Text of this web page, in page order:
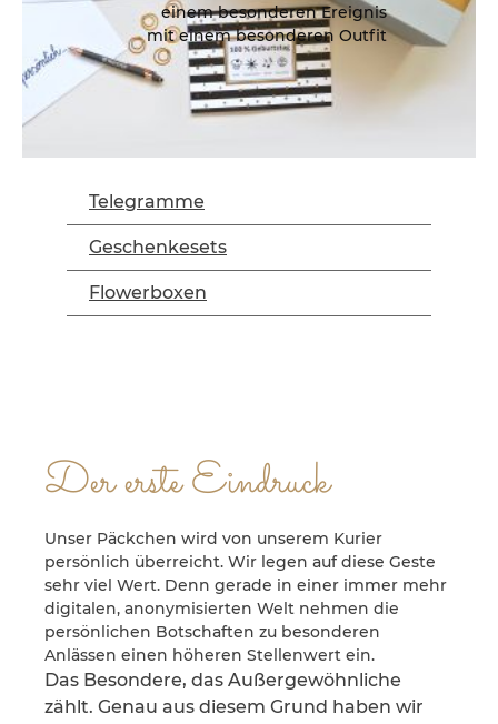
einem besonderen Ereignis
mit einem besonderen Outfit
Telegramme
Geschenkesets
Flowerboxen
Der erste Eindruck
Unser Päckchen wird von unserem Kurier
persönlich überreicht. Wir legen auf diese Geste
sehr viel Wert. Denn gerade in einer immer mehr
digitalen, anonymisierten Welt nehmen die
persönlichen Botschaften zu besonderen
Anlässen einen höheren Stellenwert ein.
Das Besondere, das Außergewöhnliche
zählt. Genau aus diesem Grund haben wir